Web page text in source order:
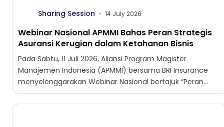
Sharing Session 14 July 2026
Webinar Nasional APMMI Bahas Peran Strategis
Asuransi Kerugian dalam Ketahanan Bisnis
Pada Sabtu, 11 Juli 2026, Aliansi Program Magister
Manajemen Indonesia (APMMI) bersama BRI Insurance
menyelenggarakan Webinar Nasional bertajuk “Peran
Strategis Asuransi Kerugian dalam Mitigasi Risiko...